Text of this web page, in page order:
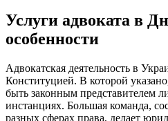
Услуги адвоката в
особенности
Адвокатская деятельность в
Конституцией. В которой
быть законным представителем
инстанциях. Большая команда,
разных сферах права, делает